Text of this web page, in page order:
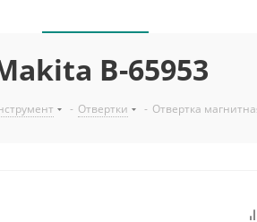
B-65953
- Отвертки - Отвертка